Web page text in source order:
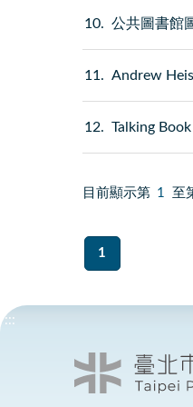
10 公共圖書館
11 Andrew
12 Talking
目前顯示第 1 至
1
:::